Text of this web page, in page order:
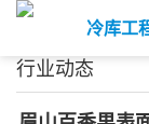
冷库工
行业动态